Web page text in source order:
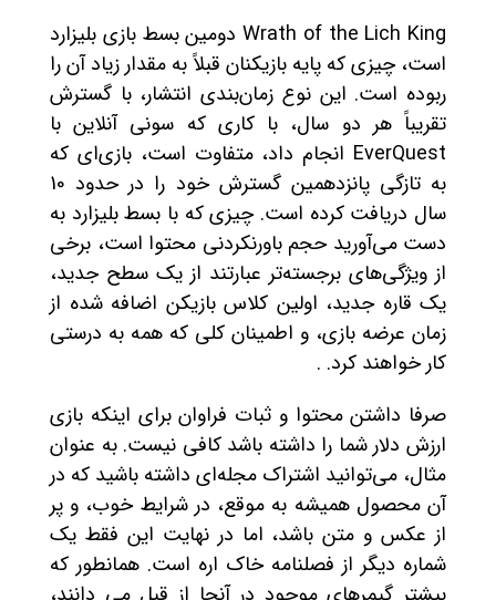
Wrath of the Lich King دومین بسط بازی بلیزارد
است، چیزی که پایه بازیکنان قبلاً به مقدار زیاد آن را
ربوده است. این نوع زمان‌بندی انتشار، با گسترش
تقریباً هر دو سال، با کاری که سونی آنلاین با
EverQuest انجام داد، متفاوت است، بازی‌ای که
به تازگی پانزدهمین گسترش خود را در حدود 10
سال دریافت کرده است. چیزی که با بسط بلیزارد به
دست می‌آورید حجم باورنکردنی محتوا است، برخی
از ویژگی‌های برجسته‌تر عبارتند از یک سطح جدید،
یک قاره جدید، اولین کلاس بازیکن اضافه شده از
زمان عرضه بازی، و اطمینان کلی که همه به درستی
کار خواهند کرد. .
صرفا داشتن محتوا و ثبات فراوان برای اینکه بازی
ارزش دلار شما را داشته باشد کافی نیست. به عنوان
مثال، می‌توانید اشتراک مجله‌ای داشته باشید که در
آن محصول همیشه به موقع، در شرایط خوب، و پر
از عکس و متن باشد، اما در نهایت این فقط یک
شماره دیگر از فصلنامه خاک اره است. همانطور که